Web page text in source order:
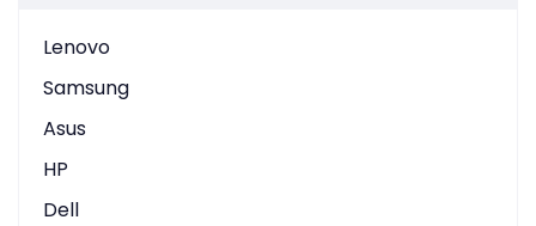
Lenovo
Samsung
Asus
HP
Dell